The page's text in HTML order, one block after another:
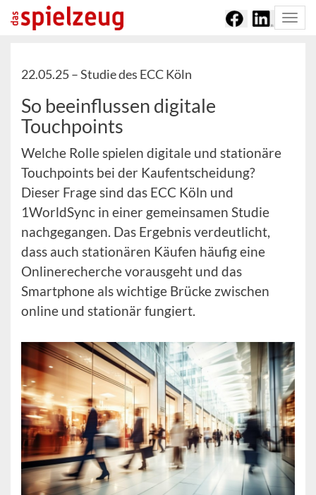
22.05.25 –Studie des ECC Köln
So beeinflussen digitale
Touchpoints
Welche Rolle spielen digitale und stationäre
Touchpoints bei der Kaufentscheidung?
Dieser Frage sind das ECC Köln und
1WorldSync in einer gemeinsamen Studie
nachgegangen. Das Ergebnis verdeutlicht,
dass auch stationären Käufen häufig eine
Onlinerecherche vorausgeht und das
Smartphone als wichtige Brücke zwischen
online und stationär fungiert.